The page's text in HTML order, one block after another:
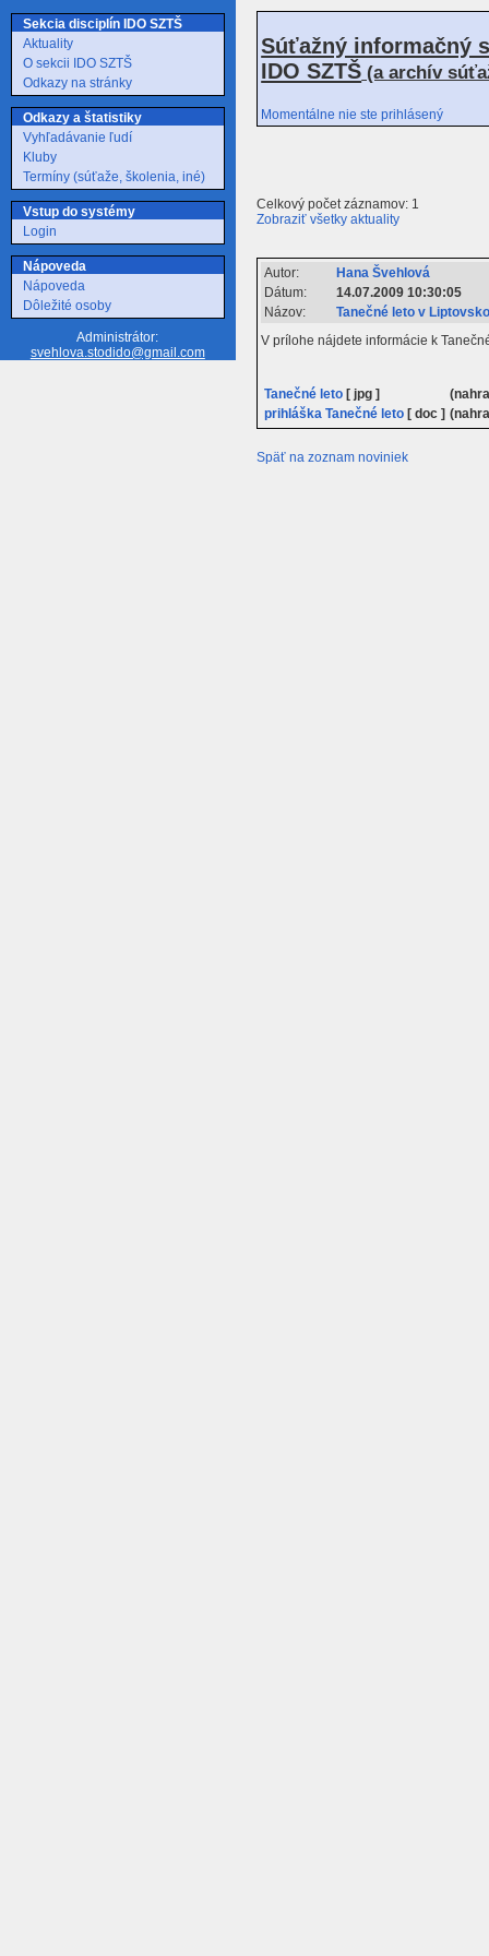
Sekcia disciplín IDO SZTŠ
Aktuality
O sekcii IDO SZTŠ
Odkazy na stránky
Odkazy a štatistiky
Vyhľadávanie ľudí
Kluby
Termíny (súťaže, školenia, iné)
Vstup do systémy
Login
Nápoveda
Nápoveda
Dôležité osoby
Administrátor:
svehlova.stodido@gmail.com
Súťažný informačný
IDO SZTŠ (a archív
Momentálne nie ste prihlásený
Celkový počet záznamov: 1
Zobraziť všetky aktuality
Autor:
Hana Švehlová
Dátum:
14.07.2009 10:30:05
Názov:
Tanečné leto v
V prílohe nájdete informácie k
Tanečné leto [ jpg ]
prihláška Tanečné leto [ doc ]
Späť na zoznam noviniek